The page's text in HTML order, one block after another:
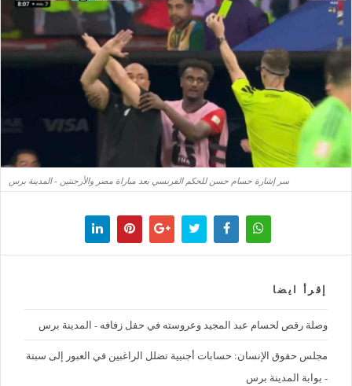
سر إشارة حسام حسن للحكم الفرنسي بعد مباراة مصر والأرجنتين - المدينة برس
إقرأ ايضا
وصلة رقص لحسام عبد المجيد وعروسته في حفل زفافه - المدينة برس
مجلس حقوق الإنسان: حسابات أجنبية تضلل الراغبين في العبور إلى سبتة
- بوابة المدينة برس